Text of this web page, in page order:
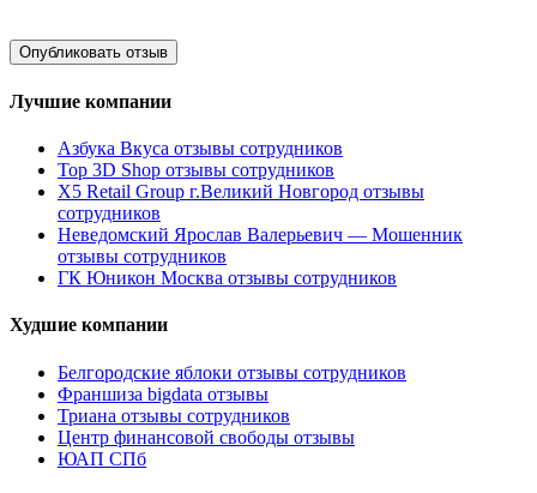
Лучшие компании
Азбука Вкуса отзывы сотрудников
Top 3D Shop отзывы сотрудников
X5 Retail Group г.Великий Новгород отзывы
сотрудников
Неведомский Ярослав Валерьевич — Мошенник
отзывы сотрудников
ГК Юникон Москва отзывы сотрудников
Худшие компании
Белгородские яблоки отзывы сотрудников
Франшиза bigdata отзывы
Триана отзывы сотрудников
Центр финансовой свободы отзывы
ЮАП СПб